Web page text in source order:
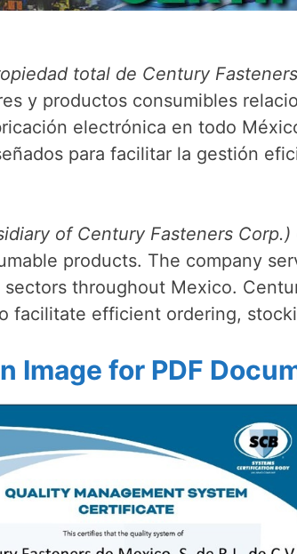
total de Century
y productos consumibles
electrónica en todo
para facilitar la gestión
of Century Fasteners Corp.)
products. The company
throughout Mexico.
facilitate efficient ordering,
Image for PDF